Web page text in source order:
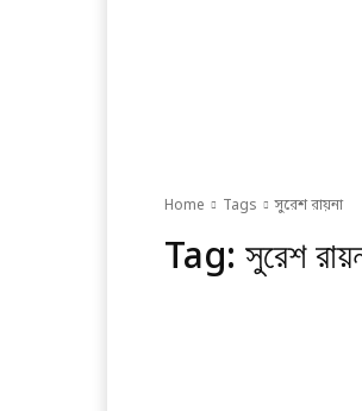
Home Tags সুরেশ রায়না
Tag: সুরেশ